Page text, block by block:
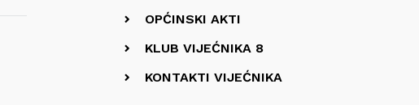
OPĆINSKI AKTI
KLUB VIJEĆNIKA 8
KONTAKTI VIJEĆNIKA